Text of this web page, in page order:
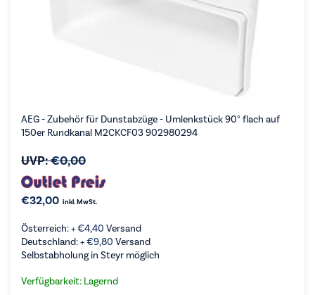
AEG - Zubehör für Dunstabzüge - Umlenkstück 90° flach auf
150er Rundkanal M2CKCF03 902980294
UVP:€0,00
€32,00 inkl. MwSt.
Österreich: +€4,40 Versand
Deutschland: +€9,80 Versand
Selbstabholung in Steyr möglich
Verfügbarkeit: Lagernd